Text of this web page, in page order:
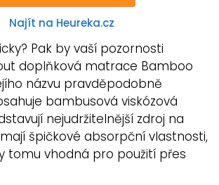
Najít na Heureka.cz
Pak by vaší pozornosti
doplňková matrace Bamboo
názvu pravděpodobně
bambusová viskózová
nejudržitelnější zdroj na
špičkové absorpční vlastnosti,
tomu vhodná pro použití přes